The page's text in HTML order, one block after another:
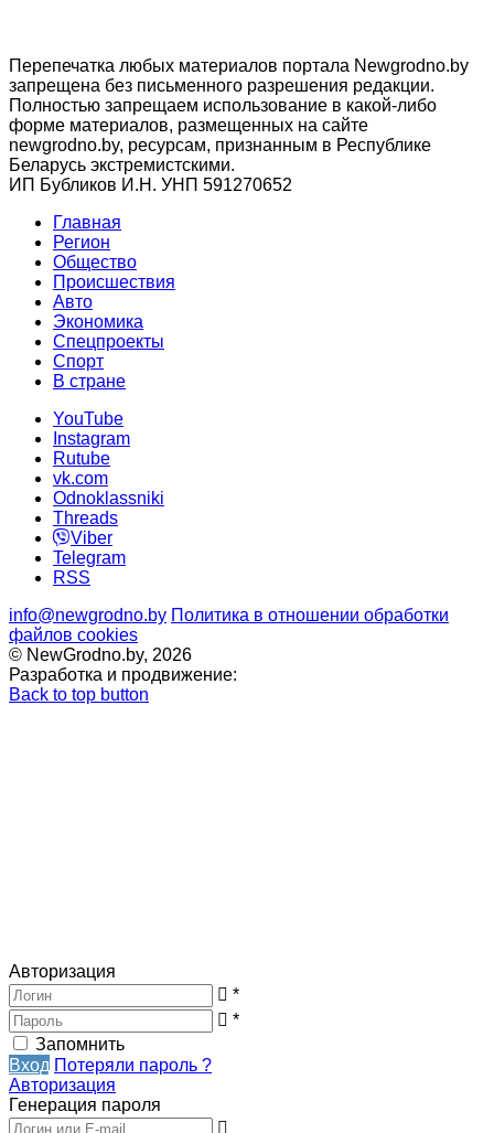
Перепечатка любых материалов портала Newgrodno.by
запрещена без письменного разрешения редакции.
Полностью запрещаем использование в какой-либо
форме материалов, размещенных на сайте
newgrodno.by, ресурсам, признанным в Республике
Беларусь экстремистскими.
ИП Бубликов И.Н. УНП 591270652
Главная
Регион
Общество
Происшествия
Авто
Экономика
Спецпроекты
Cпорт
В стране
YouTube
Instagram
Rutube
vk.com
Odnoklassniki
Threads
Viber
Telegram
RSS
info@newgrodno.by Политика в отношении обработки
файлов cookies
© NewGrodno.by, 2026
Разработка и продвижение:
Back to top button
Авторизация
*
*
Запомнить
Вход Потеряли пароль ?
Авторизация
Генерация пароля